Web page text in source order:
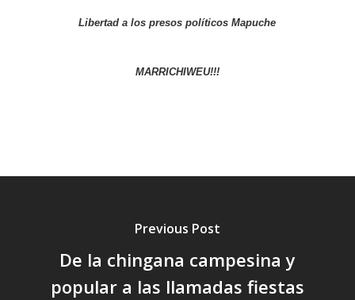
Libertad a los presos políticos Mapuche
MARRICHIWEU!!!
Previous Post
De la chingana campesina y
popular a las llamadas fiestas